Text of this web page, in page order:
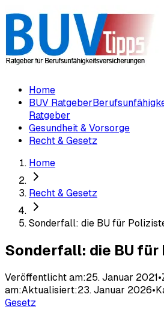
Home
BUV Ratgeber
Ratgeber
Gesundheit & Vorsorge
Recht & Gesetz
Home
Recht & Gesetz
Sonderfall: die BU für
Sonderfall: die BU für
Veröffentlicht am:25. Januar 2021•
am:Aktualisiert:23. Januar 2026•
Gesetz